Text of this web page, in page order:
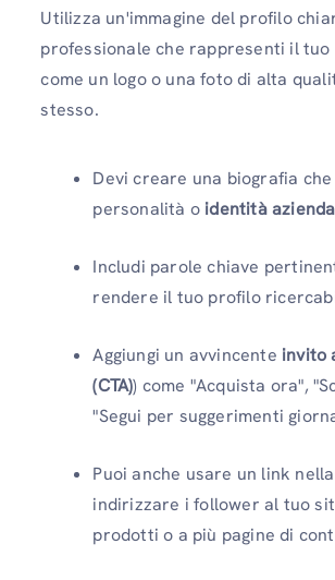
Utilizza un'immagine del profilo
professionale che rappresenti il ​​tuo
come un logo o una foto di alta
stesso.
Devi creare una biografia
personalità o identità
Includi parole chiave
rendere il tuo profilo
Aggiungi un avvincente invito
(CTA)) come "Acquista ora",
"Segui per suggerimenti
Puoi anche usare un link
indirizzare i follower al tuo
prodotti o a più pagine di